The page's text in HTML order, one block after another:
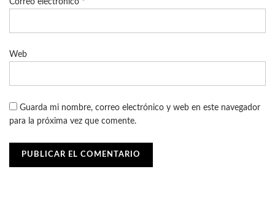
Correo electrónico *
Web
Guarda mi nombre, correo electrónico y web en este navegador
para la próxima vez que comente.